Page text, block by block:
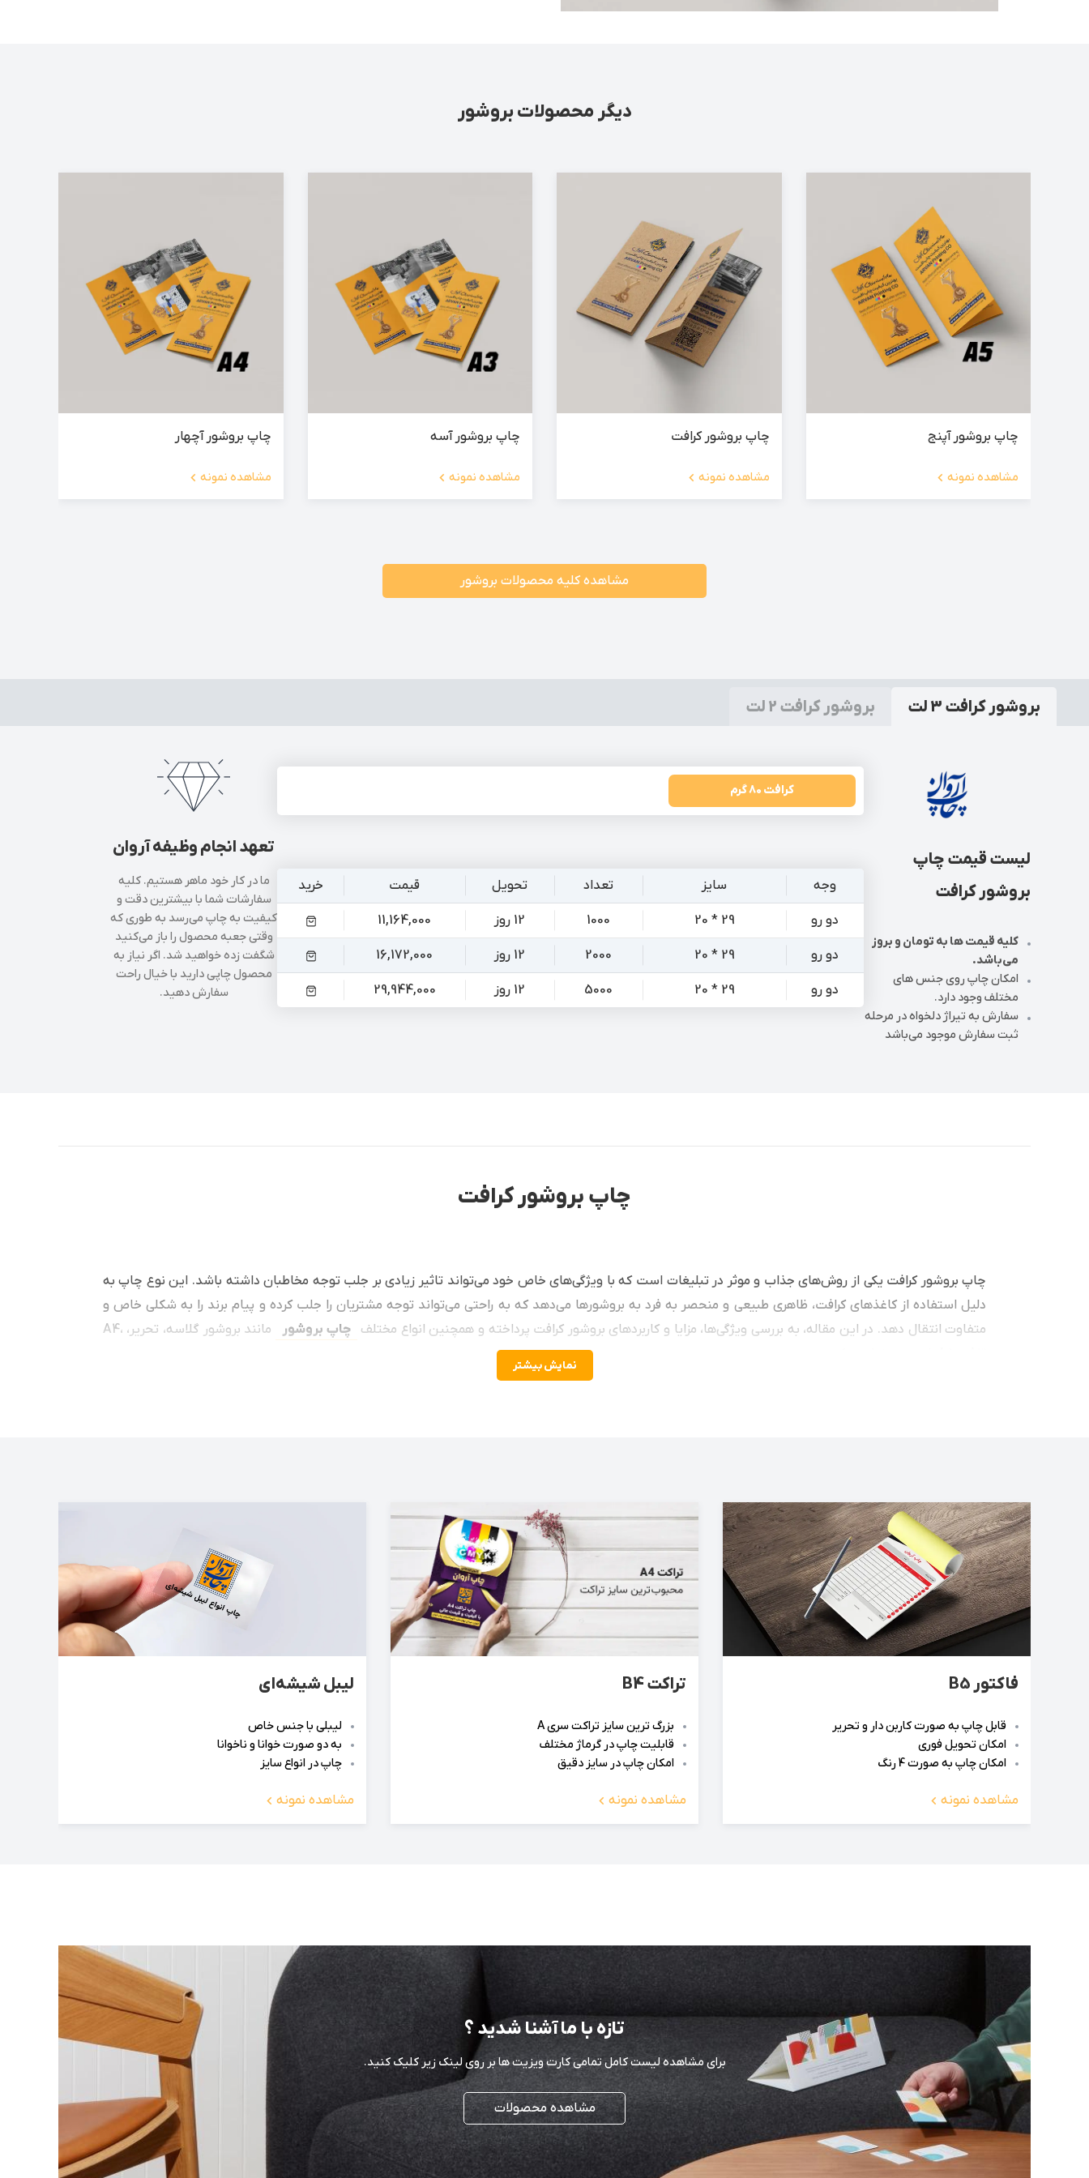
دیگر محصولات بروشور
چاپ بروشور آپنج
مشاهده نمونه
چاپ بروشور کرافت
مشاهده نمونه
چاپ بروشور آسه
مشاهده نمونه
چاپ بروشور آچهار
مشاهده نمونه
مشاهده کلیه محصولات بروشور
بروشور کرافت 3 لت بروشور کرافت 2 لت
لیست قیمت چاپ
بروشور کرافت
کلیه قیمت ها به تومان و بروز
می‌باشد.
امکان چاپ روی جنس های
مختلف وجود دارد.
سفارش به تیراژ دلخواه در مرحله
ثبت سفارش موجود می‌باشد
کرافت 80 گرم
وجه سایز تعداد تحویل قیمت خرید
دو رو 29 * 20
1000 12 روز 11,164,000
دو رو 29 * 20
2000 12 روز 16,172,000
دو رو 29 * 20
5000 12 روز 29,944,000
تعهد انجام وظیفه آروان
ما در کار خود ماهر هستیم. کلیه
سفارشات شما با بیشترین دقت و
کیفیت به چاپ می‌رسد به طوری که
وقتی جعبه محصول را باز می‌کنید
شگفت زده خواهید شد. اگر نیاز به
محصول چاپی دارید با خیال راحت
سفارش دهید.
چاپ بروشور کرافت
چاپ بروشور کرافت یکی از روش‌های جذاب و موثر در تبلیغات است که با ویژگی‌های خاص خود می‌تواند تاثیر زیادی بر جلب توجه مخاطبان داشته باشد. این نوع چاپ به
دلیل استفاده از کاغذهای کرافت، ظاهری طبیعی و منحصر به فرد به بروشورها می‌دهد که به راحتی می‌تواند توجه مشتریان را جلب کرده و پیام برند را به شکلی خاص و
متفاوت انتقال دهد. در این مقاله، به بررسی ویژگی‌ها، مزایا و کاربردهای بروشور کرافت پرداخته و همچنین انواع مختلف
چاپ بروشور
مانند بروشور گلاسه، تحریر، A4،
انواع چاپ بروشور
چاپ بروشور می‌تواند بسته به نیازهای خاص هر کسب‌وکار و هدف تبلیغاتی، در انواع مختلف انجام شود. انتخاب نوع چاپ مناسب تأثیر زیادی بر نتیجه نهایی دارد. برای
مثال، بروشورهایی با چاپ گلاسه برای آن دسته از برندهایی که نیاز به نمایش تصاویر با کیفیت بالا دارند، ایده‌آل هستند. از طرفی، چاپ بروشور تحریر گزینه‌ای مناسب
برای توزیع انبوه و چاپ متون است. در حالی که چاپ بروشور کرافت به دلیل بافت طبیعی و ظاهر منحصر به فرد خود، توجه زیادی را به خود جلب می‌کند. همچنین، انتخاب
سایز مناسب مانند A3، A4 یا A5 می‌تواند در تعیین میزان فضا برای ارائه اطلاعات تأثیرگذار باشد. در نهایت، هر نوع چاپ می‌تواند بستگی به نوع پروژه و مخاطب هدف،
مزایای خاص خود را داشته باشد.
نمایش بیشتر
فاکتور B5
قابل چاپ به صورت کاربن دار و تحریر
امکان تحویل فوری
امکان چاپ به صورت 4 رنگ
مشاهده نمونه
تراکت B4
بزرگ ترین سایز تراکت سری A
قابلیت چاپ در گرماژ مختلف
امکان چاپ در سایز دقیق
مشاهده نمونه
لیبل شیشه‌ای
لیبلی با جنس خاص
به دو صورت خوانا و ناخوانا
چاپ در انواع سایز
مشاهده نمونه
تازه با ما آشنا شدید ؟
برای مشاهده لیست کامل تمامی کارت ویزیت ها بر روی لینک زیر کلیک کنید.
مشاهده محصولات